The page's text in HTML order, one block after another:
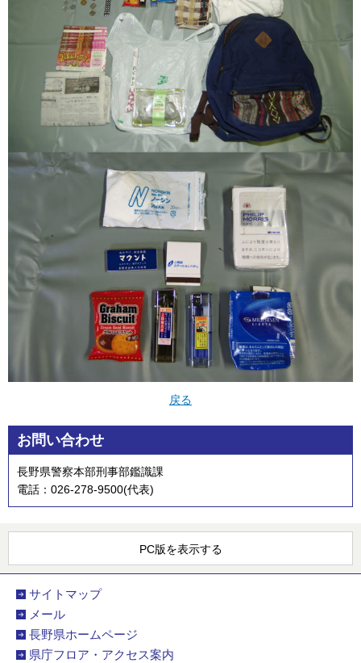
戻る
お問い合わせ
長野県警察本部刑事部鑑識課
電話：026-278-9500(代表)
PC版を表示する
サイトマップ
メール
長野県ホームページ
県庁フロア・アクセス案内